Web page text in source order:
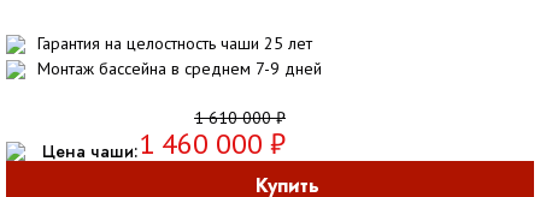
Гарантия на целостность чаши 25 лет
Монтаж бассейна в среднем 7-9 дней
Цена чаши:
1 610 000 ₽
1 460 000 ₽
Купить